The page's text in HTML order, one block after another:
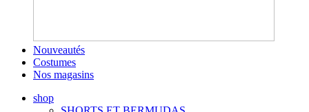
Nouveautés
Costumes
Nos magasins
shop